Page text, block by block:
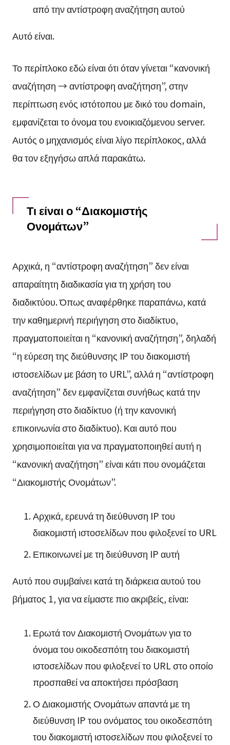
από την αντίστροφη αναζήτηση αυτού
Αυτό είναι.
Το περίπλοκο εδώ είναι ότι όταν γίνεται “κανονική
αναζήτηση → αντίστροφη αναζήτηση”, στην
περίπτωση ενός ιστότοπου με δικό του domain,
εμφανίζεται το όνομα του ενοικιαζόμενου server.
Αυτός ο μηχανισμός είναι λίγο περίπλοκος, αλλά
θα τον εξηγήσω απλά παρακάτω.
Τι είναι ο “Διακομιστής
Ονομάτων”
Αρχικά, η “αντίστροφη αναζήτηση” δεν είναι
απαραίτητη διαδικασία για τη χρήση του
διαδικτύου. Όπως αναφέρθηκε παραπάνω, κατά
την καθημερινή περιήγηση στο διαδίκτυο,
πραγματοποιείται η “κανονική αναζήτηση”, δηλαδή
“η εύρεση της διεύθυνσης IP του διακομιστή
ιστοσελίδων με βάση το URL”, αλλά η “αντίστροφη
αναζήτηση” δεν εμφανίζεται συνήθως κατά την
περιήγηση στο διαδίκτυο (ή την κανονική
επικοινωνία στο διαδίκτυο). Και αυτό που
χρησιμοποιείται για να πραγματοποιηθεί αυτή η
“κανονική αναζήτηση” είναι κάτι που ονομάζεται
“Διακομιστής Ονομάτων”.
Αρχικά, ερευνά τη διεύθυνση IP του
διακομιστή ιστοσελίδων που φιλοξενεί το URL
Επικοινωνεί με τη διεύθυνση IP αυτή
Αυτό που συμβαίνει κατά τη διάρκεια αυτού του
βήματος 1, για να είμαστε πιο ακριβείς, είναι:
Ερωτά τον Διακομιστή Ονομάτων για το
όνομα του οικοδεσπότη του διακομιστή
ιστοσελίδων που φιλοξενεί το URL στο οποίο
προσπαθεί να αποκτήσει πρόσβαση
Ο Διακομιστής Ονομάτων απαντά με τη
διεύθυνση IP του ονόματος του οικοδεσπότη
του διακομιστή ιστοσελίδων που φιλοξενεί το